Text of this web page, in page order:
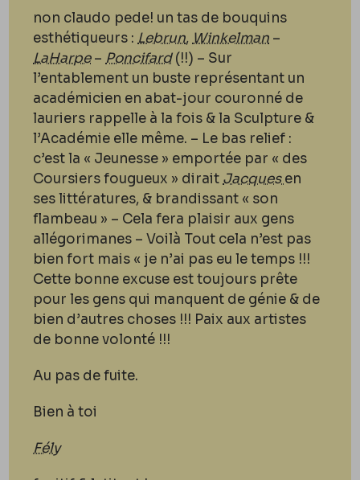
non claudo pede! un tas de bouquins
esthétiqueurs : Lebrun, Winkelman –
LaHarpe– Poncifard(!!) – Sur
l’entablement un buste représentant un
académicien en abat-jour couronné de
lauriers rappelle à la fois & la Sculpture &
l’Académie elle même. – Le bas relief :
c’est la « Jeunesse » emportée par « des
Coursiers fougueux » dirait Jacquesen
ses littératures, & brandissant « son
flambeau » – Cela fera plaisir aux gens
allégorimanes – Voilà Tout cela n’est pas
bien fort mais « je n’ai pas eu le temps !!!
Cette bonne excuse est toujours prête
pour les gens qui manquent de génie & de
bien d’autres choses !!! Paix aux artistes
de bonne volonté !!!
Au pas de fuite.
Bien à toi
Fély